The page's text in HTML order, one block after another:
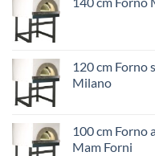
120 cm Forno
Milano
100 cm Forno
Mam Forni